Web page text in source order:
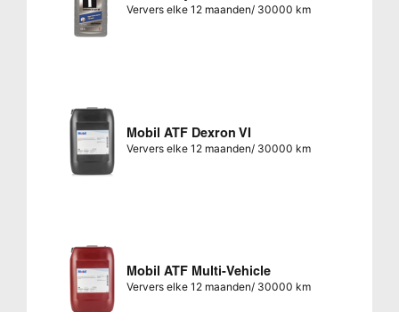
Ververs elke 12 maanden/ 30000 km
Mobil ATF Dexron VI
Ververs elke 12 maanden/ 30000 km
Mobil ATF Multi-Vehicle
Ververs elke 12 maanden/ 30000 km